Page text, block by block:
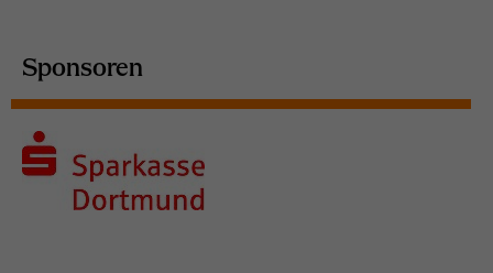
Sponsoren